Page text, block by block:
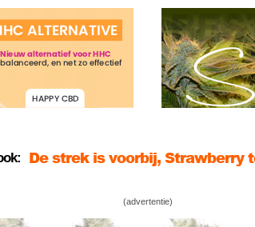
NiBaMeCa laat aardbeien
NiBaMeCa kweekt
NiBaMeCa laat aardbeien
NiBaMeCa kweekt
(advertentie)